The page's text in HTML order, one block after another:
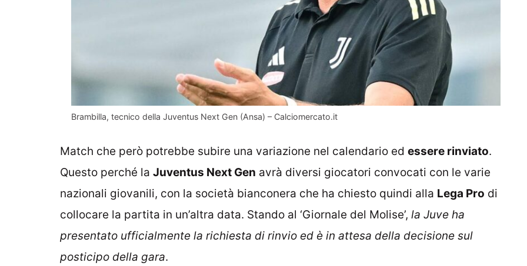
Brambilla, tecnico della Juventus Next Gen (Ansa) – Calciomercato.it
Match che però potrebbe subire una variazione nel calendario ed essere rinviato.
Questo perché la Juventus Next Gen avrà diversi giocatori convocati con le varie
nazionali giovanili, con la società bianconera che ha chiesto quindi alla Lega Pro di
collocare la partita in un’altra data. Stando al ‘Giornale del Molise’, la Juve ha
presentato ufficialmente la richiesta di rinvio ed è in attesa della decisione sul
posticipo della gara.